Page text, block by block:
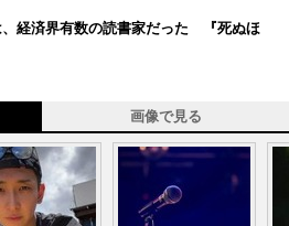
経済界有数の読書家だった 『死ぬほ
画像で見る